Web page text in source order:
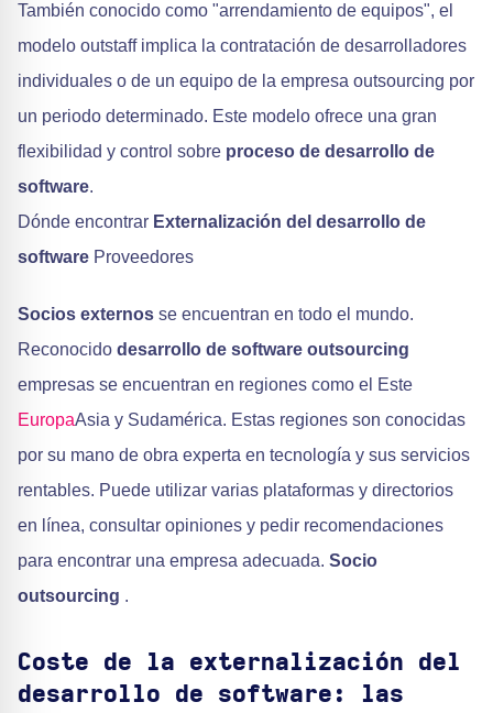
También conocido como "arrendamiento de equipos", el
modelo outstaff implica la contratación de desarrolladores
individuales o de un equipo de la empresa outsourcing por
un periodo determinado. Este modelo ofrece una gran
flexibilidad y control sobre proceso de desarrollo de
software.
Dónde encontrar Externalización del desarrollo de
software Proveedores
Socios externos se encuentran en todo el mundo.
Reconocido desarrollo de software outsourcing
empresas se encuentran en regiones como el Este
EuropaAsia y Sudamérica. Estas regiones son conocidas
por su mano de obra experta en tecnología y sus servicios
rentables. Puede utilizar varias plataformas y directorios
en línea, consultar opiniones y pedir recomendaciones
para encontrar una empresa adecuada. Socio
outsourcing .
Coste de la externalización del
desarrollo de software: las